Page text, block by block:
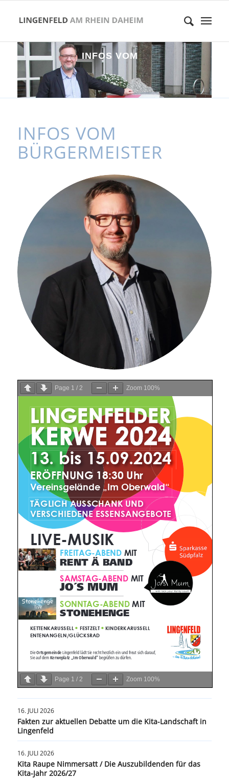
INFOS VOM
BÜ E RMEI
INFOS VOM
BÜRGERMEISTER
Page 1 / 2 Zoom 100%
Page 1 / 2 Zoom 100%
16. JULI 2026
Fakten zur aktuellen Debatte um die Kita-Landschaft in
Lingenfeld
16. JULI 2026
Kita Raupe Nimmersatt / Die Auszubildenden für das
Kita-Jahr 2026/27